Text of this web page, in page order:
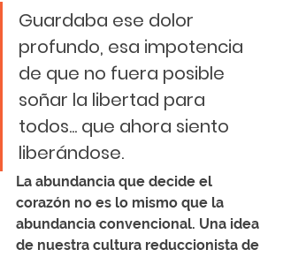
Guardaba ese dolor
profundo, esa impotencia
de que no fuera posible
soñar la libertad para
todos... que ahora siento
liberándose.
La abundancia que decide el
corazón no es lo mismo que la
abundancia convencional. Una idea
de nuestra cultura reduccionista de